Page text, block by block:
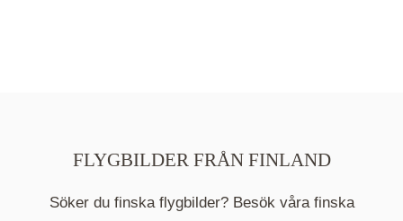
Mappen är en medelpunkt över fotat område och
FLYGBILDER FRÅN FINLAND
Söker du finska flygbilder? Besök våra finska